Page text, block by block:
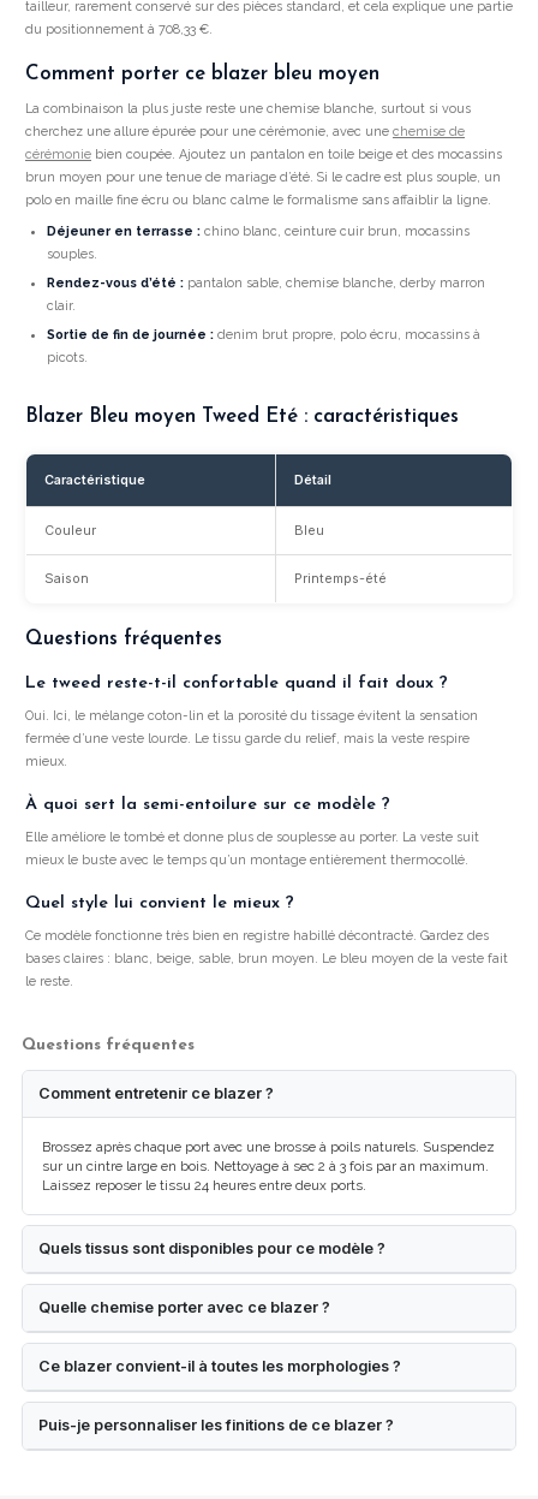
Questions fréquentes
Comment entretenir ce blazer ?
Brossez après chaque port avec une brosse à poils naturels. Suspendez
sur un cintre large en bois. Nettoyage à sec 2 à 3 fois par an maximum.
Laissez reposer le tissu 24 heures entre deux ports.
Quels tissus sont disponibles pour ce modèle ?
Quelle chemise porter avec ce blazer ?
Ce blazer convient-il à toutes les morphologies ?
Puis-je personnaliser les finitions de ce blazer ?
tailleur, rarement conservé sur des pièces standard, et cela explique une partie
du positionnement à 708,33 €.
Comment porter ce blazer bleu moyen
La combinaison la plus juste reste une chemise blanche, surtout si vous
cherchez une allure épurée pour une cérémonie, avec une chemise de
cérémonie bien coupée. Ajoutez un pantalon en toile beige et des mocassins
brun moyen pour une tenue de mariage d’été. Si le cadre est plus souple, un
polo en maille fine écru ou blanc calme le formalisme sans affaiblir la ligne.
Déjeuner en terrasse : chino blanc, ceinture cuir brun, mocassins
souples.
Rendez-vous d’été : pantalon sable, chemise blanche, derby marron
clair.
Sortie de fin de journée : denim brut propre, polo écru, mocassins à
picots.
Blazer Bleu moyen Tweed Eté : caractéristiques
Caractéristique Détail
Couleur Bleu
Saison Printemps-été
Questions fréquentes
Le tweed reste-t-il confortable quand il fait doux ?
Oui. Ici, le mélange coton-lin et la porosité du tissage évitent la sensation
fermée d’une veste lourde. Le tissu garde du relief, mais la veste respire
mieux.
À quoi sert la semi-entoilure sur ce modèle ?
Elle améliore le tombé et donne plus de souplesse au porter. La veste suit
mieux le buste avec le temps qu’un montage entièrement thermocollé.
Quel style lui convient le mieux ?
Ce modèle fonctionne très bien en registre habillé décontracté. Gardez des
bases claires : blanc, beige, sable, brun moyen. Le bleu moyen de la veste fait
le reste.